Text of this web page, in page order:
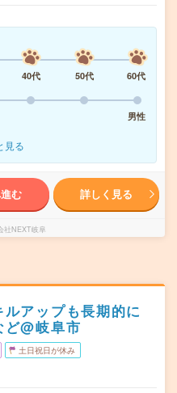
40代 50代
60代
男性
見る
む 詳しく見る
社NEXT岐阜
アップも長期的に
@岐阜市
土日祝日が休み